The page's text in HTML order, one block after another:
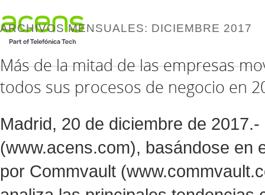
ARCHIVOS MENSUALES: DICIEMBRE 2017
Más de la mitad de las empresas
todos sus procesos de negocio en
Madrid, 20 de diciembre de 2017.-
(www.acens.com), basándose en
por Commvault